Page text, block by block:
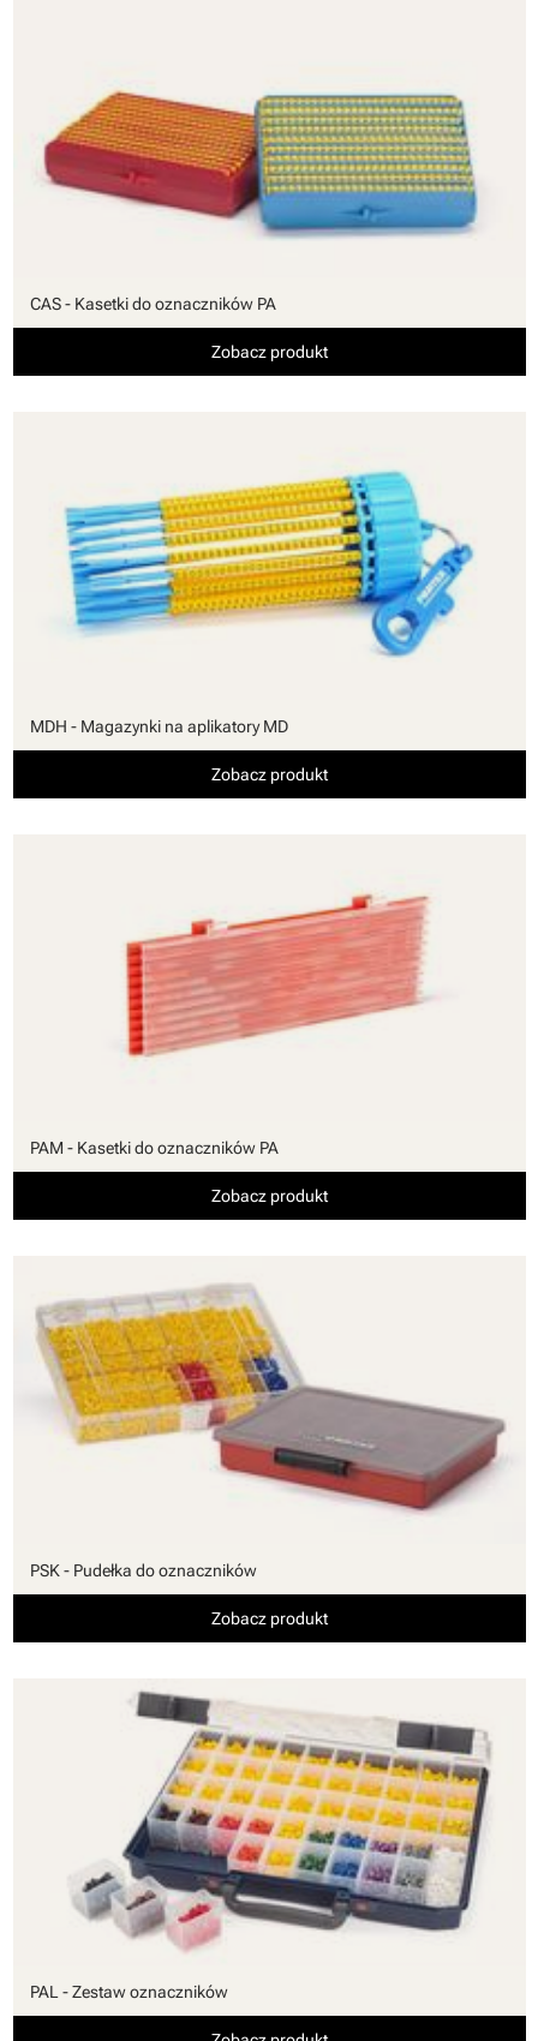
CAS - Kasetki do oznaczników PA
Zobacz produkt
MDH - Magazynki na aplikatory MD
Zobacz produkt
PAM - Kasetki do oznaczników PA
Zobacz produkt
PSK - Pudełka do oznaczników
Zobacz produkt
PAL - Zestaw oznaczników